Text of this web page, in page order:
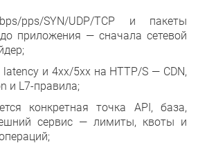
pps/SYN/UDP/TCP и пакеты
приложения — сначала сетевой
latency и 4xx/5xx на HTTP/S — CDN,
и L7-правила;
конкретная точка API, база,
сервис — лимиты, квоты и